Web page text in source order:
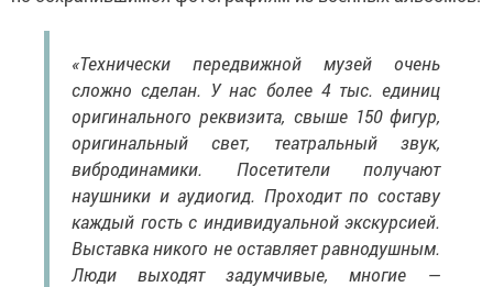
«Технически передвижной музей очень
сложно сделан. У нас более 4 тыс. единиц
оригинального реквизита, свыше 150 фигур,
оригинальный свет, театральный звук,
вибродинамики. Посетители получают
наушники и аудиогид. Проходит по составу
каждый гость с индивидуальной экскурсией.
Выставка никого не оставляет равнодушным.
Люди выходят задумчивые, многие —